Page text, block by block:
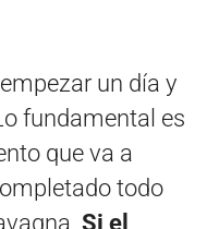
un día y
fundamental es
que va a
todo
Si el